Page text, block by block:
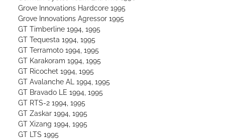
Grove Innovations Hardcore 1995
Grove Innovations Agressor 1995
GT Timberline 1994, 1995
GT Tequesta 1994, 1995
GT Terramoto 1994, 1995
GT Karakoram 1994, 1995
GT Ricochet 1994, 1995
GT Avalanche AL 1994, 1995
GT Bravado LE 1994, 1995
GT RTS-2 1994, 1995
GT Zaskar 1994, 1995
GT Xizang 1994, 1995
GT LTS 1995